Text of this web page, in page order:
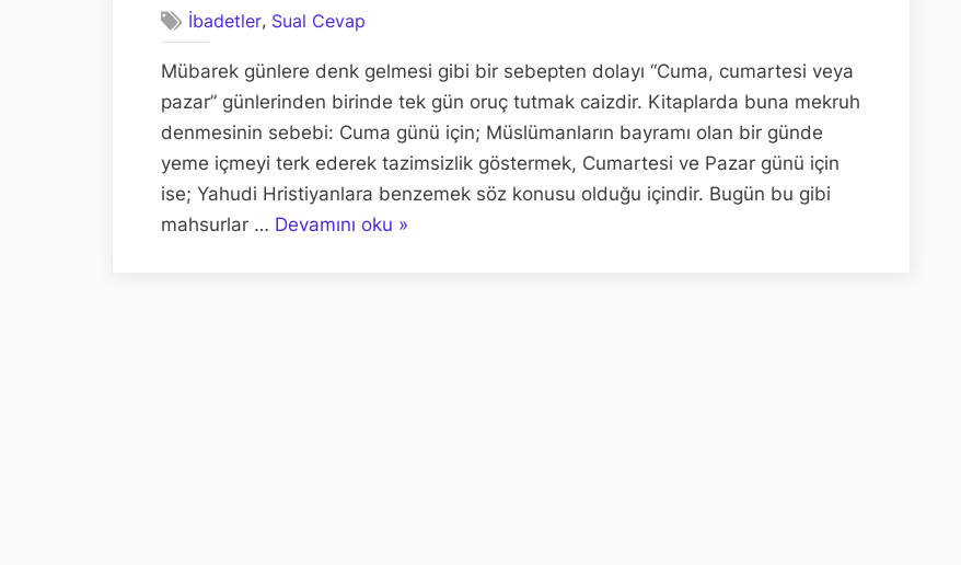
TEK
ORUÇ
TUTULABİLİR
Mİ?
için
İbadetler, Sual Cevap
Mübarek günlere denk gelmesi gibi bir sebepten dolayı “Cuma, cumartesi veya
pazar” günlerinden birinde tek gün oruç tutmak caizdir. Kitaplarda buna mekruh
denmesinin sebebi: Cuma günü için; Müslümanların bayramı olan bir günde
yeme içmeyi terk ederek tazimsizlik göstermek, Cumartesi ve Pazar günü için
ise; Yahudi Hristiyanlara benzemek söz konusu olduğu içindir. Bugün bu gibi
mahsurlar … Devamını oku “CUMA,
»